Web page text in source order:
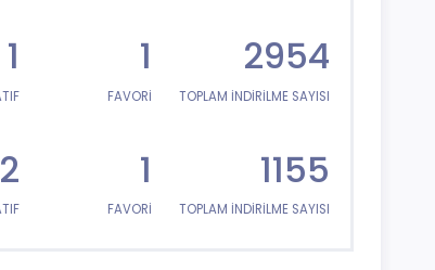
1 1
FAVORİ
2954
TOPLAM İNDİRİLME SAYISI
2 1
FAVORİ
1155
TOPLAM İNDİRİLME SAYISI